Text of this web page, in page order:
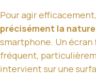
Pour agir
précisément la
smartphone. Un écran
fréquent,
intervient sur une